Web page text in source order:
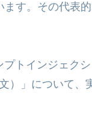
す。その代表
トインジェク
）」について